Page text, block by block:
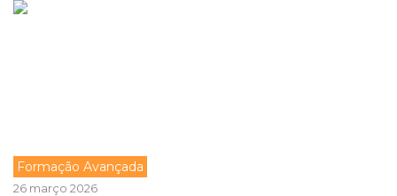
Formação Avançada
26 março 2026